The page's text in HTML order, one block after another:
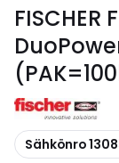
Kopioi
Sähkönro